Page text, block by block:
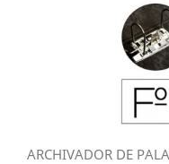
ARCHIVADOR DE